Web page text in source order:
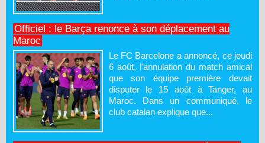
Officiel : le Barça renonce à son déplacement au
Maroc
Le FC Barcelone a annoncé, ce jeudi
6 août, l'annulation du match amical
que son équipe première devait
disputer le 15 août à Tanger, au
Maroc. Dans un communiqué, le
club catalan explique que...